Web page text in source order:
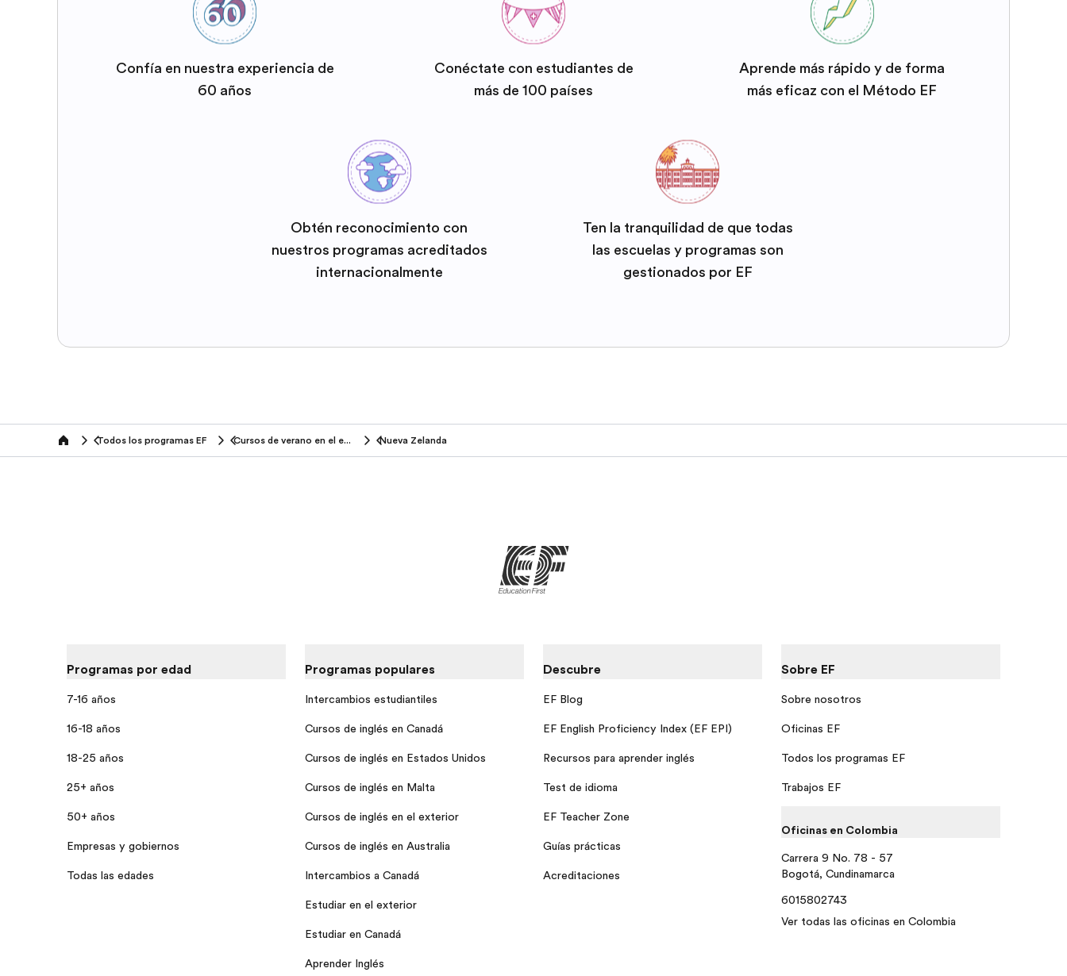
Confía en nuestra experiencia de
60 años
Conéctate con estudiantes de
más de 100 países
Aprende más rápido y de forma
más eficaz con el Método EF
Obtén reconocimiento con
nuestros programas acreditados
internacionalmente
Ten la tranquilidad de que todas
las escuelas y programas son
gestionados por EF
home Todos los programas EF Cursos de verano en el exterior Nueva Zelanda
Programas por edad
7-16 años
16-18 años
18-25 años
25+ años
50+ años
Empresas y gobiernos
Todas las edades
Programas populares
Intercambios estudiantiles
Cursos de inglés en Canadá
Cursos de inglés en Estados Unidos
Cursos de inglés en Malta
Cursos de inglés en el exterior
Cursos de inglés en Australia
Intercambios a Canadá
Estudiar en el exterior
Estudiar en Canadá
Aprender Inglés
Descubre
EF Blog
EF English Proficiency Index (EF EPI)
Recursos para aprender inglés
Test de idioma
EF Teacher Zone
Guías prácticas
Acreditaciones
Sobre EF
Sobre nosotros
Oficinas EF
Todos los programas EF
Trabajos EF
Oficinas en Colombia
Carrera 9 No. 78 - 57
Bogotá, Cundinamarca
6015802743
Ver todas las oficinas en Colombia